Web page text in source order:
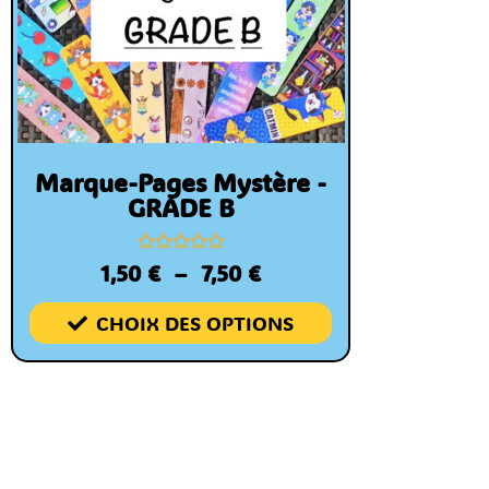
Marque-Pages Mystère -
GRADE B
Note
0
1,50 € – 7,50 €
CHOIX DES OPTIONS